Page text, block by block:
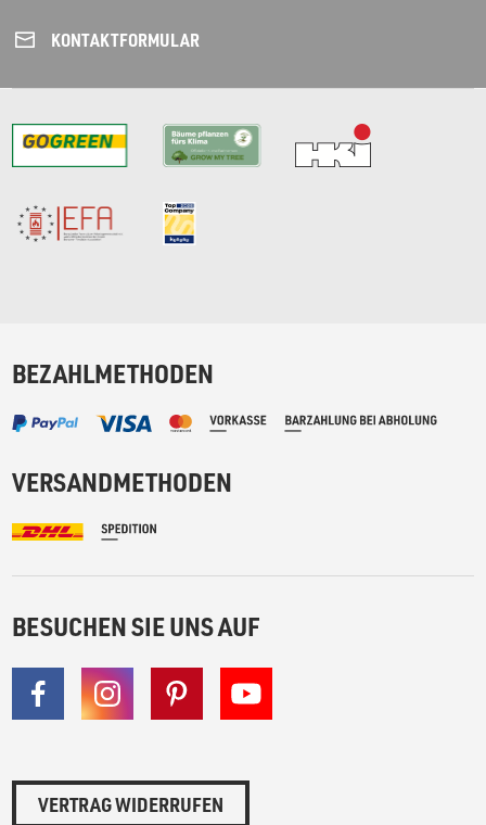
KONTAKT­FORMULAR
BEZAHLMETHODEN
VERSANDMETHODEN
BESUCHEN SIE UNS AUF
VERTRAG WIDERRUFEN